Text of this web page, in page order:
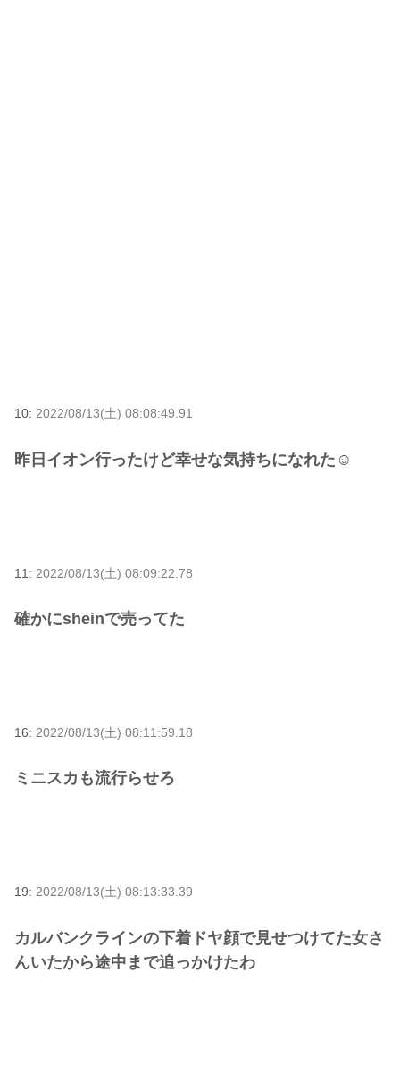
10: 2022/08/13(土) 08:08:49.91
昨日イオン行ったけど幸せな気持ちになれた☺
11: 2022/08/13(土) 08:09:22.78
確かにsheinで売ってた
16: 2022/08/13(土) 08:11:59.18
ミニスカも流行らせろ
19: 2022/08/13(土) 08:13:33.39
カルバンクラインの下着ドヤ顔で見せつけてた女さ
んいたから途中まで追っかけたわ